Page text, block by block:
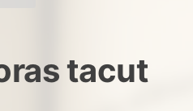
tacut